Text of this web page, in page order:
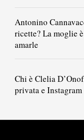
Antonino
ricette? La moglie
amarle
Chi è Clelia
privata e Instagram